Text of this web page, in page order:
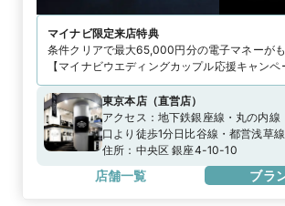
マイナビ限定来店特典
条件クリアで最大65,000円分の電子マネーが
【マイナビウエディングカップル応援キャンペ
東京本店（直営店）
アクセス： 地下鉄銀座線・丸の内線
口より徒歩1分日比谷線・都営浅草線
A2出口より徒歩0分
住所： 中央区 銀座4-10-10
店舗一覧 ブラ